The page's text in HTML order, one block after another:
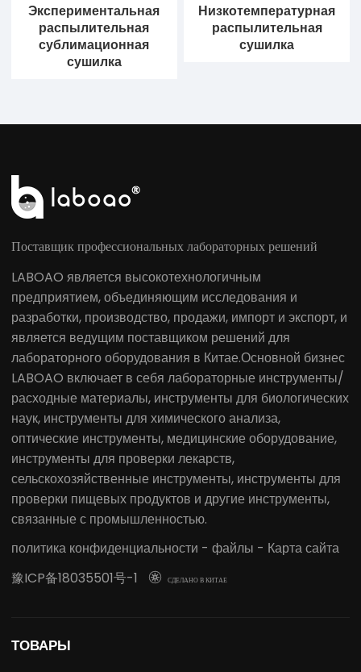
Экспериментальная
распылительная
сублимационная
сушилка
Низкотемпературная
распылительная
сушилка
Поставщик профессиональных лабораторных решений
LABOAO является высокотехнологичным
предприятием, объединяющим исследования и
разработки, производство, продажи, импорт и экспорт, и
является ведущим поставщиком решений для
лабораторного оборудования в Китае.Основной бизнес
LABOAO включает в себя лабораторные инструменты/
расходные материалы, инструменты для биологических
наук, инструменты для химического анализа,
оптические инструменты, медицинские оборудование,
инструменты для проверки лекарств,
сельскохозяйственные инструменты, инструменты для
проверки пищевых продуктов и другие инструменты,
связанные с промышленностью.
политика конфиденциальности - файлы - Карта сайта
豫ICP备18035501号-1
 СДЕЛАНО В КИТАЕ
ТОВАРЫ